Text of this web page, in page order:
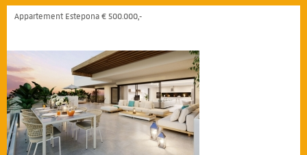
Appartement Estepona € 500.000,-